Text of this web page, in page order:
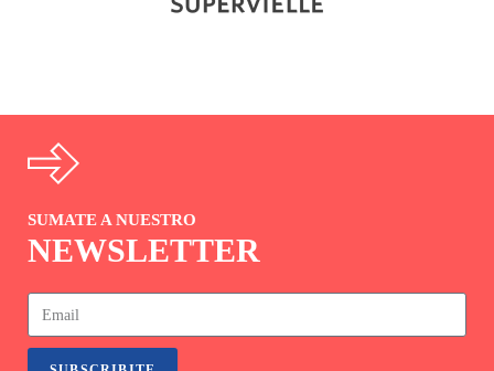
SUMATE A NUESTRO
NEWSLETTER